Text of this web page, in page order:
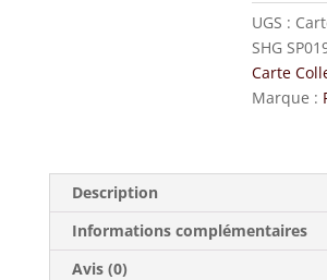
UGS :
SHG
Carte
Marque :
Description
Informations complémentaires
Avis (0)